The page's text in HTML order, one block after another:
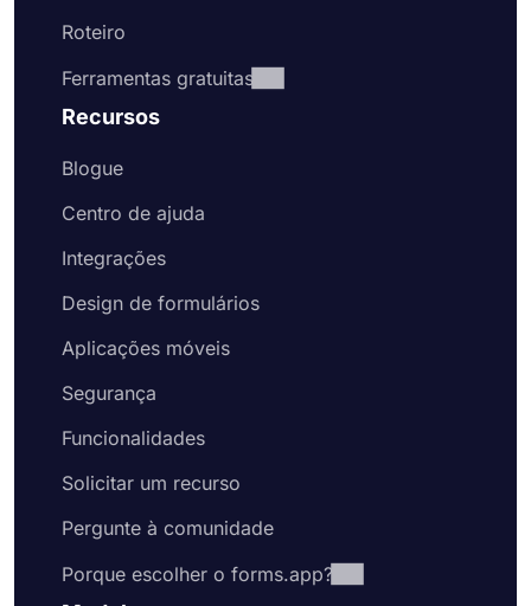
Roteiro
Ferramentas gratuitas
Recursos
Blogue
Centro de ajuda
Integrações
Design de formulários
Aplicações móveis
Segurança
Funcionalidades
Solicitar um recurso
Pergunte à comunidade
Porque escolher o forms.app?